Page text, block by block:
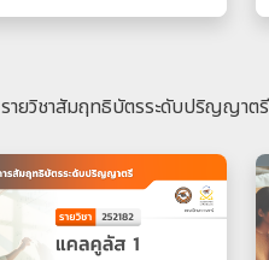
รายวิชาสัมฤทธิบัตรระดับปริญญาต